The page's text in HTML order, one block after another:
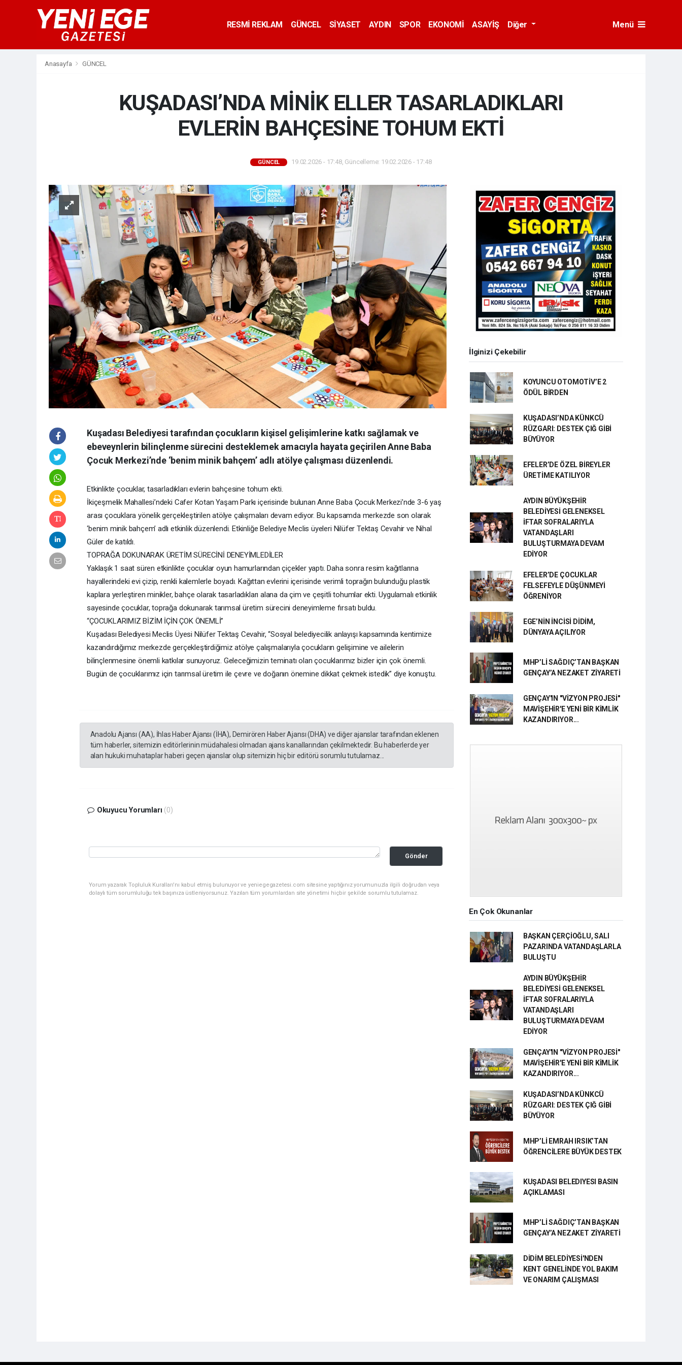
RESMİ REKLAM GÜNCEL SİYASET AYDIN SPOR EKONOMİ ASAYİŞ Diğer Menü
Anasayfa GÜNCEL
KUŞADASI’NDA MİNİK ELLER TASARLADIKLARI
EVLERİN BAHÇESİNE TOHUM EKTİ
GÜNCEL 19.02.2026 - 17:48, Güncelleme: 19.02.2026 - 17:48
Kuşadası Belediyesi tarafından çocukların kişisel gelişimlerine katkı sağlamak ve
ebeveynlerin bilinçlenme sürecini desteklemek amacıyla hayata geçirilen Anne Baba
Çocuk Merkezi’nde ‘benim minik bahçem’ adlı atölye çalışması düzenlendi.
Etkinlikte çocuklar, tasarladıkları evlerin bahçesine tohum ekti.
İkiçeşmelik Mahallesi’ndeki Cafer Kotan Yaşam Parkı içerisinde bulunan Anne Baba Çocuk Merkezi’nde 3-6 yaş
arası çocuklara yönelik gerçekleştirilen atölye çalışmaları devam ediyor. Bu kapsamda merkezde son olarak
‘benim minik bahçem’ adlı etkinlik düzenlendi. Etkinliğe Belediye Meclis üyeleri Nilüfer Tektaş Cevahir ve Nihal
Güler de katıldı.
TOPRAĞA DOKUNARAK ÜRETİM SÜRECİNİ DENEYİMLEDİLER
Yaklaşık 1 saat süren etkinlikte çocuklar oyun hamurlarından çiçekler yaptı. Daha sonra resim kağıtlarına
hayallerindeki evi çizip, renkli kalemlerle boyadı. Kağıttan evlerini içerisinde verimli toprağın bulunduğu plastik
kaplara yerleştiren minikler, bahçe olarak tasarladıkları alana da çim ve çeşitli tohumlar ekti. Uygulamalı etkinlik
sayesinde çocuklar, toprağa dokunarak tarımsal üretim sürecini deneyimleme fırsatı buldu.
“ÇOCUKLARIMIZ BİZİM İÇİN ÇOK ÖNEMLİ”
Kuşadası Belediyesi Meclis Üyesi Nilüfer Tektaş Cevahir, “Sosyal belediyecilik anlayışı kapsamında kentimize
kazandırdığımız merkezde gerçekleştirdiğimiz atölye çalışmalarıyla çocukların gelişimine ve ailelerin
bilinçlenmesine önemli katkılar sunuyoruz. Geleceğimizin teminatı olan çocuklarımız bizler için çok önemli.
Bugün de çocuklarımız için tarımsal üretim ile çevre ve doğanın önemine dikkat çekmek istedik” diye konuştu.
Anadolu Ajansı (AA), İhlas Haber Ajansı (İHA), Demirören Haber Ajansı (DHA) ve diğer ajanslar tarafından eklenen
tüm haberler, sitemizin editörlerinin müdahalesi olmadan ajans kanallarından çekilmektedir. Bu haberlerde yer
alan hukuki muhataplar haberi geçen ajanslar olup sitemizin hiç bir editörü sorumlu tutulamaz...
Okuyucu Yorumları (0)
Gönder
Yorum yazarak Topluluk Kuralları’nı kabul etmiş bulunuyor ve yeniegegazetesi.com sitesine yaptığınız yorumunuzla ilgili doğrudan veya
dolaylı tüm sorumluluğu tek başınıza üstleniyorsunuz. Yazılan tüm yorumlardan site yönetimi hiçbir şekilde sorumlu tutulamaz.
İlginizi Çekebilir
KOYUNCU OTOMOTİV’E 2
ÖDÜL BİRDEN
KUŞADASI’NDA KÜNKCÜ
RÜZGARI: DESTEK ÇIĞ GİBİ
BÜYÜYOR
EFELER’DE ÖZEL BİREYLER
ÜRETİME KATILIYOR
AYDIN BÜYÜKŞEHİR
BELEDİYESİ GELENEKSEL
İFTAR SOFRALARIYLA
VATANDAŞLARI
BULUŞTURMAYA DEVAM
EDİYOR
EFELER’DE ÇOCUKLAR
FELSEFEYLE DÜŞÜNMEYİ
ÖĞRENİYOR
EGE’NİN İNCİSİ DİDİM,
DÜNYAYA AÇILIYOR
MHP’Lİ SAĞDIÇ’TAN BAŞKAN
GENÇAY’A NEZAKET ZİYARETİ
GENÇAY'IN "VİZYON PROJESİ"
MAVİŞEHİR'E YENİ BİR KİMLİK
KAZANDIRIYOR...
En Çok Okunanlar
BAŞKAN ÇERÇİOĞLU, SALI
PAZARINDA VATANDAŞLARLA
BULUŞTU
AYDIN BÜYÜKŞEHİR
BELEDİYESİ GELENEKSEL
İFTAR SOFRALARIYLA
VATANDAŞLARI
BULUŞTURMAYA DEVAM
EDİYOR
GENÇAY'IN "VİZYON PROJESİ"
MAVİŞEHİR'E YENİ BİR KİMLİK
KAZANDIRIYOR...
KUŞADASI’NDA KÜNKCÜ
RÜZGARI: DESTEK ÇIĞ GİBİ
BÜYÜYOR
MHP’Lİ EMRAH IRSIK’TAN
ÖĞRENCİLERE BÜYÜK DESTEK
KUŞADASI BELEDIYESI BASIN
AÇIKLAMASI
MHP’Lİ SAĞDIÇ’TAN BAŞKAN
GENÇAY’A NEZAKET ZİYARETİ
DİDİM BELEDİYESİ'NDEN
KENT GENELİNDE YOL BAKIM
VE ONARIM ÇALIŞMASI